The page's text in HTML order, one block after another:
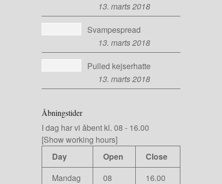
13. marts 2018
Svampespread
13. marts 2018
Pulled kejserhatte
13. marts 2018
Åbningstider
I dag har vi åbent kl. 08 - 16.00
[Show working hours]
Day
Open
Close
Mandag
08
16.00